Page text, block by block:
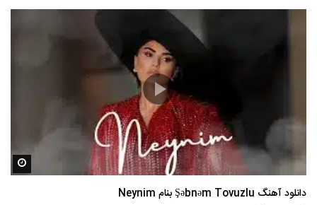
دانلود آهنگ Şəbnəm Tovuzlu بنام Neynim